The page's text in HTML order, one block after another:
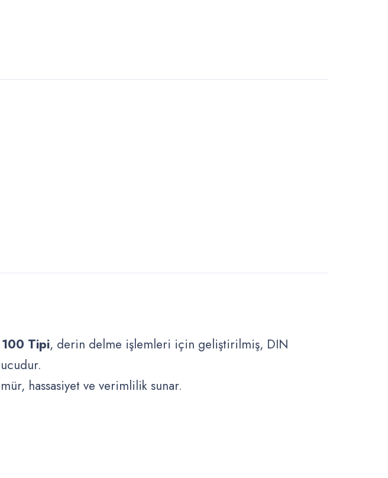
Tipi, derin delme işlemleri için geliştirilmiş, DIN
hassasiyet ve verimlilik sunar.